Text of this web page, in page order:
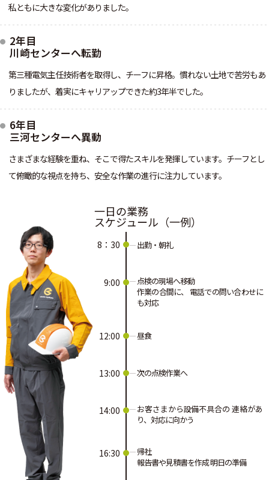
私ともに大きな変化がありました。
2年目
川崎センターへ転勤
第三種電気主任技術者を取得し、チーフに昇格。慣れない土地で苦労もあ
りましたが、着実にキャリアップできた約3年半でした。
6年目
三河センターへ異動
さまざまな経験を重ね、そこで得たスキルを発揮しています。チーフとし
て俯瞰的な視点を持ち、安全な作業の進行に注力しています。
一日の業務
スケジュール（一例）
8：30 出勤・朝礼
9:00
点検の現場へ移動
作業の合間に、
電話での問い合わせに
も対応
12:00 昼食
13:00 次の点検作業へ
14:00 お客さまから設備不具合の 連絡があ
り、対応に向かう
16:30
帰社
報告書や見積書を作成明日の準備